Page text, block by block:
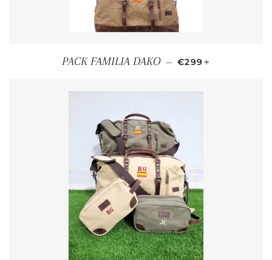
PACK FAMILIA DAKO — PRECIO HABITUAL
€299